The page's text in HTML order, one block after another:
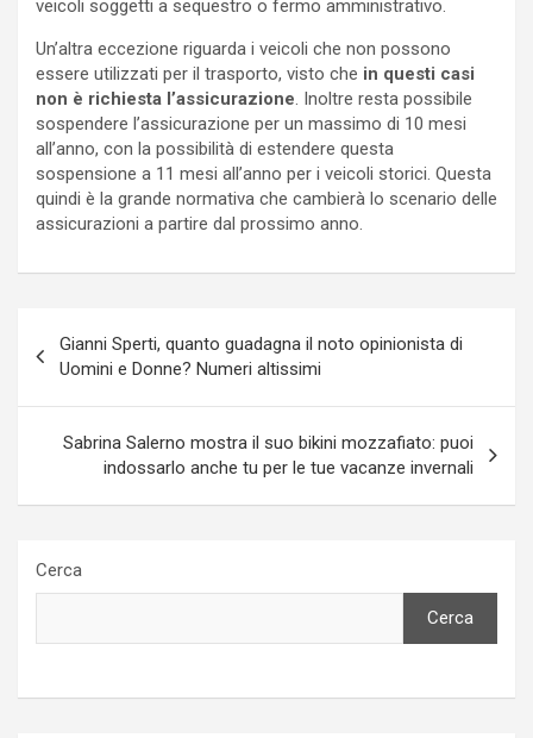
veicoli soggetti a sequestro o fermo amministrativo.
Un’altra eccezione riguarda i veicoli che non possono
essere utilizzati per il trasporto, visto che in questi casi
non è richiesta l’assicurazione. Inoltre resta possibile
sospendere l’assicurazione per un massimo di 10 mesi
all’anno, con la possibilità di estendere questa
sospensione a 11 mesi all’anno per i veicoli storici. Questa
quindi è la grande normativa che cambierà lo scenario delle
assicurazioni a partire dal prossimo anno.
articoli
Gianni Sperti, quanto guadagna il noto opinionista di
Uomini e Donne? Numeri altissimi
Sabrina Salerno mostra il suo bikini mozzafiato: puoi
indossarlo anche tu per le tue vacanze invernali
Cerca
Cerca